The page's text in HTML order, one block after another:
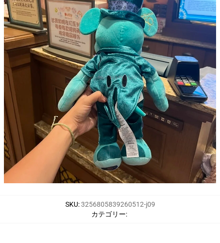
SKU:3256805839260512-j09
カテゴリー: